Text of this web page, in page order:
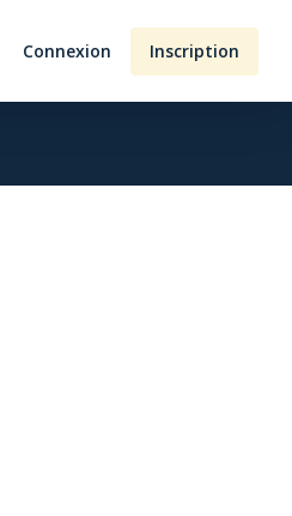
Connexion Inscription